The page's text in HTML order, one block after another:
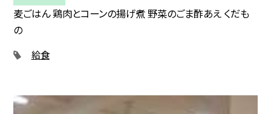
麦ごはん 鶏肉とコーンの揚げ煮 野菜のごま酢あえ くだも
の
給食